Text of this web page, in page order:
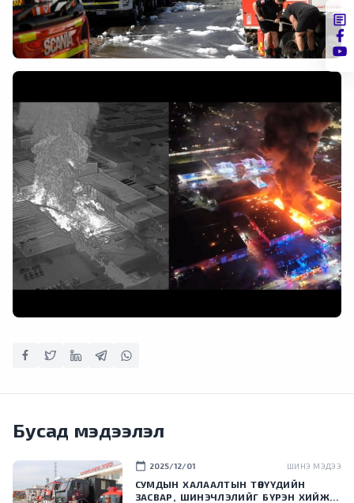
Бусад мэдээлэл
calendar_today 2025/12/01 ШИНЭ МЭДЭЭ
СУМДЫН ХАЛААЛТЫН ТӨВҮҮДИЙН
ЗАСВАР, ШИНЭЧЛЭЛИЙГ БҮРЭН ХИЙЖ,